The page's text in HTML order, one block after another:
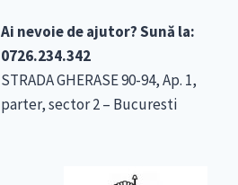
Ai nevoie de ajutor? Sună la:
0726.234.342
STRADA GHERASE 90-94, Ap. 1,
parter, sector 2 – Bucuresti